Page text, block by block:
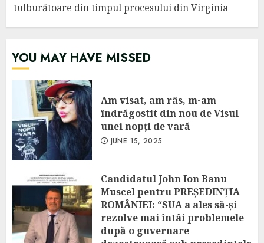
tulburătoare din timpul procesului din Virginia
YOU MAY HAVE MISSED
Am visat, am râs, m-am
îndrăgostit din nou de Visul
unei nopți de vară
JUNE 15, 2025
Candidatul John Ion Banu
Muscel pentru PREȘEDINȚIA
ROMÂNIEI: “SUA a ales să-și
rezolve mai întâi problemele
după o guvernare